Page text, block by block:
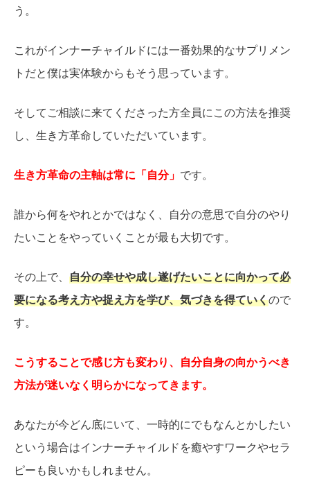
う。
これがインナーチャイルドには一番効果的なサプリメン
トだと僕は実体験からもそう思っています。
そしてご相談に来てくださった方全員にこの方法を推奨
し、生き方革命していただいています。
生き方革命の主軸は常に「自分」 です。
誰から何をやれとかではなく、自分の意思で自分のやり
たいことをやっていくことが最も大切です。
その上で、 自分の幸せや成し遂げたいことに向かって必
要になる考え方や捉え方を学び、気づきを得ていくので
す。
こうすることで感じ方も変わり、自分自身の向かうべき
方法が迷いなく明らかになってきます。
あなたが今どん底にいて、一時的にでもなんとかしたい
という場合はインナーチャイルドを癒やすワークやセラ
ピーも良いかもしれません。